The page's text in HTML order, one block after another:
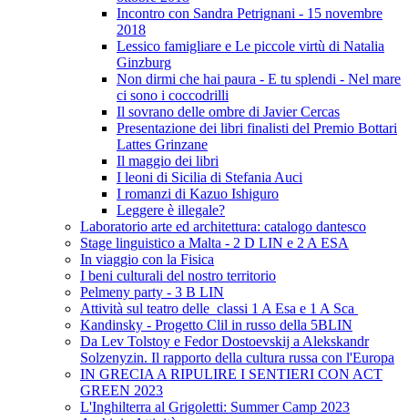
Incontro con Sandra Petrignani - 15 novembre
2018
Lessico famigliare e Le piccole virtù di Natalia
Ginzburg
Non dirmi che hai paura - E tu splendi - Nel mare
ci sono i coccodrilli
Il sovrano delle ombre di Javier Cercas
Presentazione dei libri finalisti del Premio Bottari
Lattes Grinzane
Il maggio dei libri
I leoni di Sicilia di Stefania Auci
I romanzi di Kazuo Ishiguro
Leggere è illegale?
Laboratorio arte ed architettura: catalogo dantesco
Stage linguistico a Malta - 2 D LIN e 2 A ESA
In viaggio con la Fisica
I beni culturali del nostro territorio
Pelmeny party - 3 B LIN
Attività sul teatro delle classi 1 A Esa e 1 A Sca
Kandinsky - Progetto Clil in russo della 5BLIN
Da Lev Tolstoy e Fedor Dostoevskij a Alekskandr
Solzenyzin. Il rapporto della cultura russa con l'Europa
IN GRECIA A RIPULIRE I SENTIERI CON ACT
GREEN 2023
L'Inghilterra al Grigoletti: Summer Camp 2023